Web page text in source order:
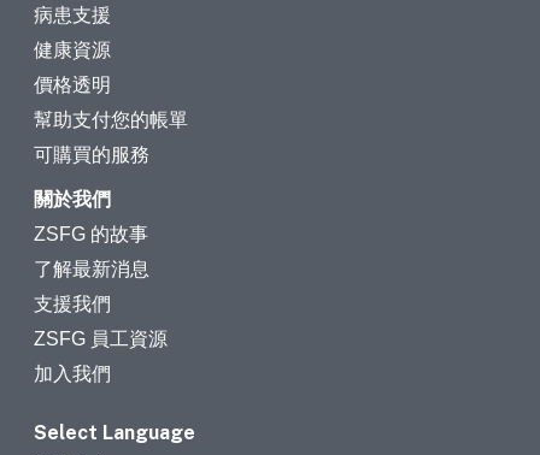
病患支援
健康資源
價格透明
幫助支付您的帳單
可購買的服務
關於我們
ZSFG 的故事
了解最新消息
支援我們
ZSFG 員工資源
加入我們
Select Language